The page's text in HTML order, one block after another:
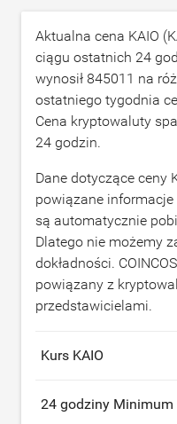
Aktualna cena KAIO
ciągu ostatnich 24
wynosił 845011 na
ostatniego tygodnia
Cena kryptowaluty
24 godzin.
Dane dotyczące ceny
powiązane
są automatycznie
Dlatego nie możemy
dokładności.
powiązany z
przedstawicielami.
Kurs KAIO
24 godziny Minimum